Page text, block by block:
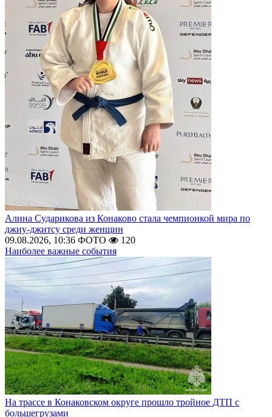
Алина Сударикова из Конаково стала чемпионкой мира по
джиу-джитсу среди женщин
09.08.2026, 10:36 ФОТО
120
Наиболее важные события
На трассе в Конаковском округе прошло тройное ДТП с
большегрузами